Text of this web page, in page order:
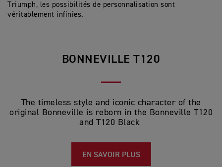
Triumph, les possibilités de personnalisation sont
véritablement infinies.
BONNEVILLE T120
The timeless style and iconic character of the
original Bonneville is reborn in the Bonneville T120
and T120 Black
EN SAVOIR PLUS